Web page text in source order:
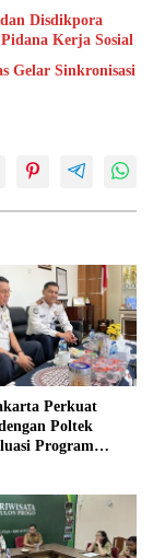
Disdikpora
Kerja Sosial
Gelar Sinkronisasi
Perkuat
Poltek
Program